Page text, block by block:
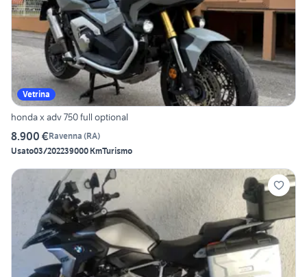
Vetrina
honda x adv 750 full optional
8.900 €Ravenna (RA)
Usato03/202239000 KmTurismo